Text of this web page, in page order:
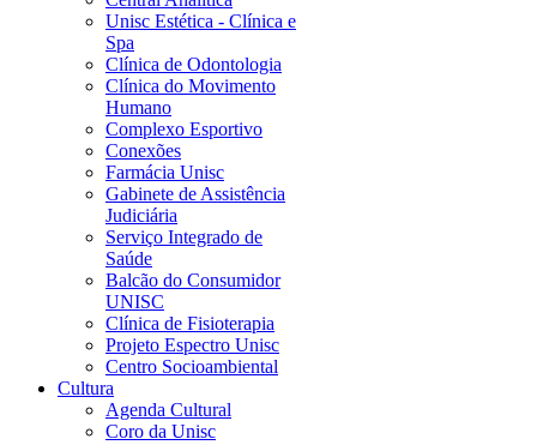
Unisc Estética - Clínica e
Spa
Clínica de Odontologia
Clínica do Movimento
Humano
Complexo Esportivo
Conexões
Farmácia Unisc
Gabinete de Assistência
Judiciária
Serviço Integrado de
Saúde
Balcão do Consumidor
UNISC
Clínica de Fisioterapia
Projeto Espectro Unisc
Centro Socioambiental
Cultura
Agenda Cultural
Coro da Unisc